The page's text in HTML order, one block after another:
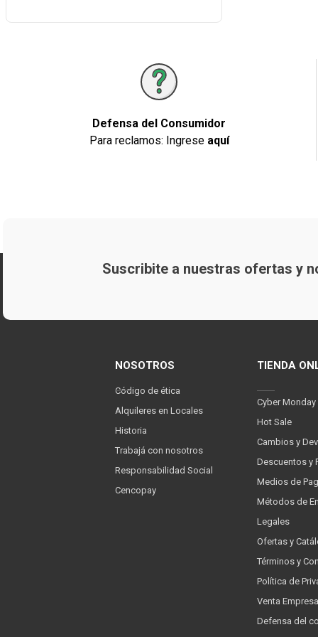
Defensa del Consumidor
Para reclamos: Ingrese aquí
Suscribite a nuestras ofertas y
NOSOTROS
Código de ética
Alquileres en Locales
Historia
Trabajá con nosotros
Responsabilidad Social
Cencopay
TIENDA
Cyber Monday
Hot Sale
Cambios y
Descuentos y
Medios de
Métodos de
Legales
Ofertas y
Términos y
Política de
Venta Empresa
Defensa del